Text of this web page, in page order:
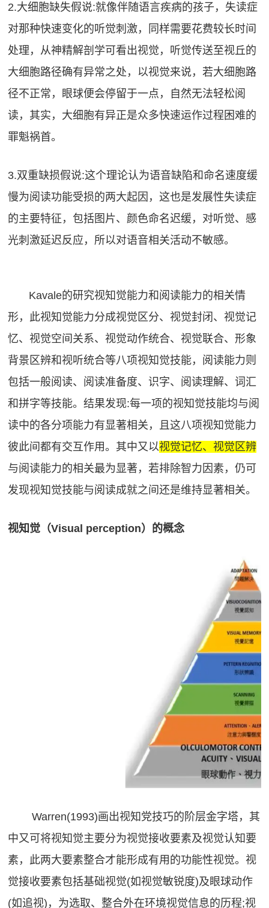
2.大细胞缺失假说:就像伴随语言疾病的孩子，失读症
对那种快速变化的听觉刺激，同样需要花费较长时间
处理，从神精解剖学可看出视觉，听觉传送至视丘的
大细胞路径确有异常之处，以视觉来说，若大细胞路
径不正常，眼球便会停留于一点，自然无法轻松阅
读，其实，大细胞有异正是众多快速运作过程困难的
罪魁祸首。
3.双重缺损假说:这个理论认为语音缺陷和命名速度缓
慢为阅读功能受损的两大起因，这也是发展性失读症
的主要特征，包括图片、颜色命名迟缓，对听觉、感
光刺激延迟反应，所以对语音相关活动不敏感。
Kavale的研究视知觉能力和阅读能力的相关情
形，此视知觉能力分成视觉区分、视觉封闭、视觉记
忆、视觉空间关系、视觉动作统合、视觉联合、形象
背景区辨和视听统合等八项视知觉技能，阅读能力则
包括一般阅读、阅读准备度、识字、阅读理解、词汇
和拼字等技能。结果发现:每一项的视知觉技能均与阅
读中的各分项能力有显著相关，且这八项视知觉能力
彼此间都有交互作用。其中又以视觉记忆、视觉区辨
与阅读能力的相关最为显著，若排除智力因素，仍可
发现视知觉技能与阅读成就之间还是维持显著相关。
视知觉（Visual perception）的概念
Warren(1993)画出视知党技巧的阶层金字塔，其
中又可将视知觉主要分为视觉接收要素及视觉认知要
素，此两大要素整合才能形成有用的功能性视觉。视
觉接收要素包括基础视觉(如视觉敏锐度)及眼球动作
(如追视)，为选取、整合外在环境视觉信息的历程;视